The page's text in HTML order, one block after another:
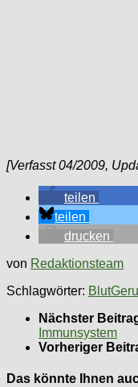
[Verfasst 04/2009,
teilen
teilen
drucken
von Redaktionsteam
Schlagwörter: Blut
Nächster
Immunsystem
Vorheriger
Das könnte Ihnen